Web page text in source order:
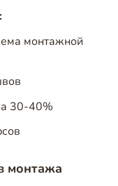
монтажной
30-40%
монтажа